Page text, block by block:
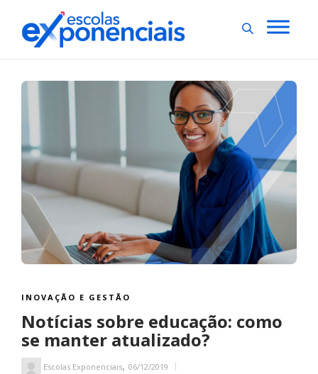
INOVAÇÃO E GESTÃO
Notícias sobre educação: como
se manter atualizado?
Escolas Exponenciais, 06/12/2019